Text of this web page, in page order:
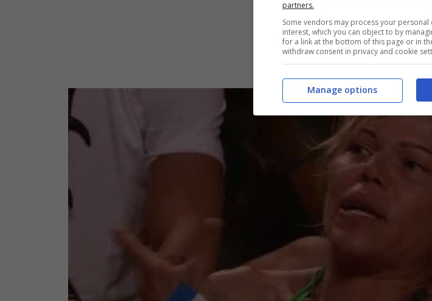
partners.
Some vendors may process your
interest, which you can object to by
for a link at the bottom of this page or in
withdraw consent in privacy and cookie
Manage options